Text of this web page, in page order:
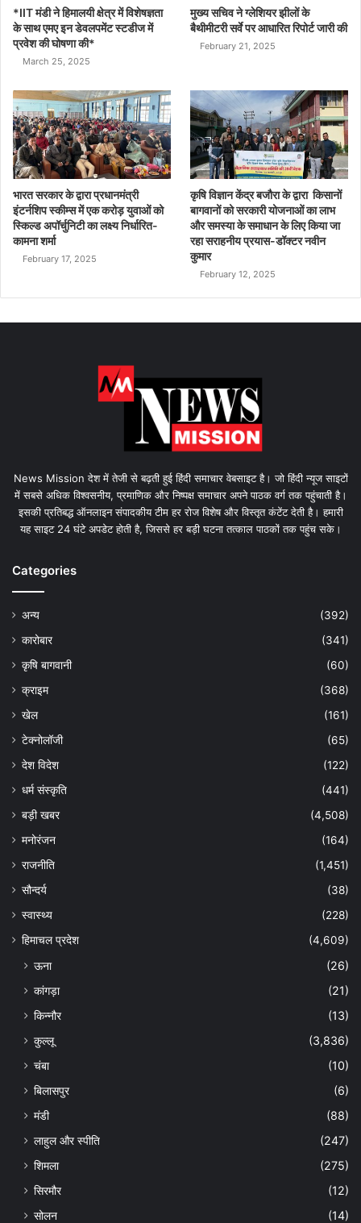
*IIT मंडी ने हिमालयी क्षेत्र में विशेषज्ञता
के साथ एमए इन डेवलपमेंट स्टडीज में
प्रवेश की घोषणा की*
March 25, 2025
मुख्य सचिव ने ग्लेशियर झीलों के
बैथीमीटरी सर्वे पर आधारित रिपोर्ट जारी की
February 21, 2025
भारत सरकार के द्वारा प्रधानमंत्री
इंटर्नशिप स्कीम्स में एक करोड़ युवाओं को
स्किल्ड अपॉर्चुनिटी का लक्ष्य निर्धारित-
कामना शर्मा
February 17, 2025
कृषि विज्ञान केंद्र बजौरा के द्वारा किसानों
बागवानों को सरकारी योजनाओं का लाभ
और समस्या के समाधान के लिए किया जा
रहा सराहनीय प्रयास-डॉक्टर नवीन
कुमार
February 12, 2025
News Mission देश में तेजी से बढ़ती हुई हिंदी समाचार वेबसाइट है। जो हिंदी न्यूज साइटों
में सबसे अधिक विश्वसनीय, प्रमाणिक और निष्पक्ष समाचार अपने पाठक वर्ग तक पहुंचाती है।
इसकी प्रतिबद्ध ऑनलाइन संपादकीय टीम हर रोज विशेष और विस्तृत कंटेंट देती है। हमारी
यह साइट 24 घंटे अपडेट होती है, जिससे हर बड़ी घटना तत्काल पाठकों तक पहुंच सके।
Categories
अन्य
(392)
कारोबार
(341)
कृषि बागवानी
(60)
क्राइम
(368)
खेल
(161)
टेक्नोलॉजी
(65)
देश विदेश
(122)
धर्म संस्कृति
(441)
बड़ी खबर
(4,508)
मनोरंजन
(164)
राजनीति
(1,451)
सौन्दर्य
(38)
स्वास्थ्य
(228)
हिमाचल प्रदेश
(4,609)
ऊना
(26)
कांगड़ा
(21)
किन्नौर
(13)
कुल्लू
(3,836)
चंबा
(10)
बिलासपुर
(6)
मंडी
(88)
लाहुल और स्पीति
(247)
शिमला
(275)
सिरमौर
(12)
सोलन
(14)